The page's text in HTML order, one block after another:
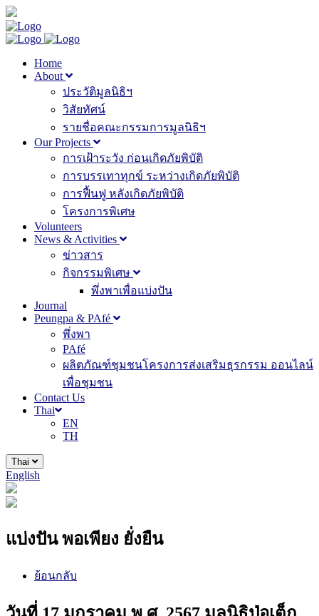
Home
About
ประวัติมูลนิธิฯ
วิสัยทัศน์
รายชื่อคณะกรรมการมูลนิธิฯ
Our Projects
การเฝ้าระวัง ก่อนเกิดภัยพิบัติ
การบรรเทาทุกข์ ระหว่างเกิดภัยพิบัติ
การฟื้นฟู หลังเกิดภัยพิบัติ
โครงการพิเศษ
Volunteers
News & Activities
ข่าวสาร
กิจกรรมพิเศษ
พึ่งพาเพื่อแบ่งปัน
Journal
Peungpa & PAfé
พึ่งพา
PAfé
ผลิตภัณฑ์ชุมชนโครงการส่งเสริมธุรกรรม ออนไลน์
เพื่อชุมชน
Contact Us
Thai
EN
TH
Thai
English
แบ่งปัน พอเพียง ยั่งยืน
ย้อนกลับ